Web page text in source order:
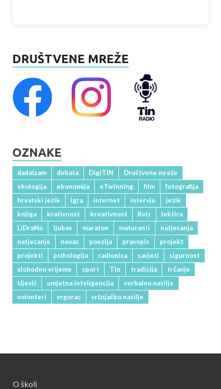
DRUŠTVENE MREŽE
OZNAKE
dadaizam debata DigiTIN
Društvene mreže
ekologija
ekonomija eTwinning film
fotografija
hrvatski jezik
igra internet intervju
jezik
knjiga
krativnost kreativnost Kviz
lektira
LiDraNo
ljubav maraton maturanti
natjecanja
natjecanje
novac poezija pravopis
projekt
projekti
psihologija radionica savjeti
sigurnost
slobodno vrijeme
sport Tin tradicija
trčanje
Ujević
umjetna inteligencija
verbalno nasilje
volonteri
vrgorac vršnjačko nasilje
O školi